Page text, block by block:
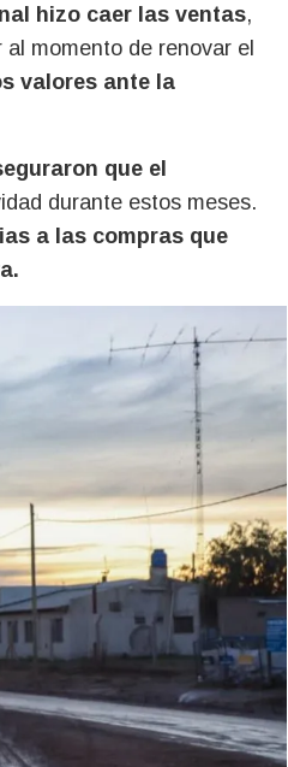
hizo caer las ventas,
momento de renovar el
valores ante la
que el
durante estos meses.
a las compras que